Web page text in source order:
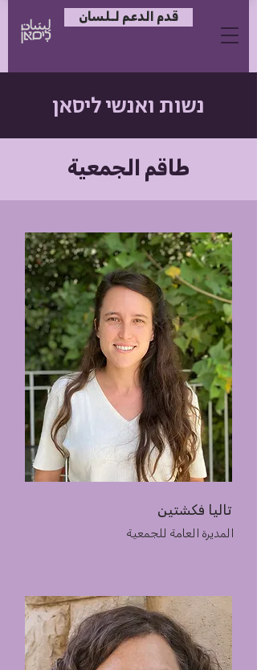
قدم الدعم لـلسان
נשות ואנשי ליסאן
طاقم الجمعية
تاليا فكشتين
المديرة العامة للجمعية